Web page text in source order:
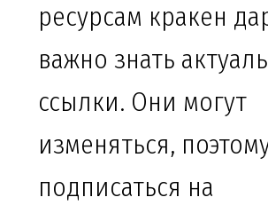
ресурсам кракен
важно знать
ссылки. Они могут
изменяться,
подписаться на